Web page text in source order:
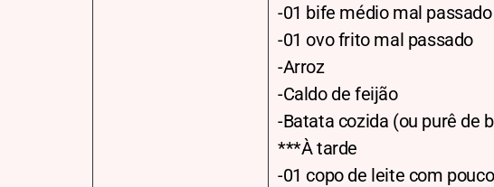
-01 bife médio mal passado
-01 ovo frito mal passado
-Arroz
-Caldo de feijão
-Batata cozida (ou purê de
***À tarde
-01 copo de leite com